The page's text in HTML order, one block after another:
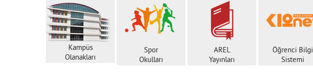
Kampüs
Olanakları
Spor
Okulları
AREL
Yayınları
Öğrenci Bilgi
Sistemi